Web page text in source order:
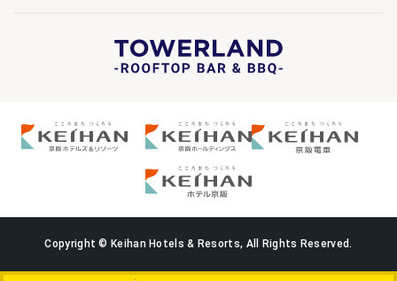
Copyright © Keihan Hotels & Resorts, All Rights Reserved.